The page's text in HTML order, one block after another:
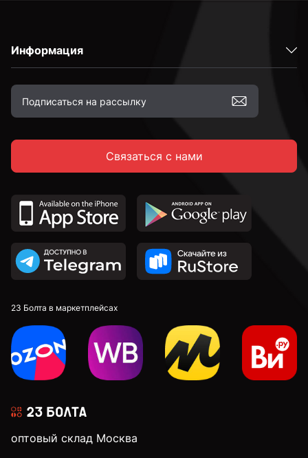
Информация
Связаться с нами
23 Болта в маркетплейсах
оптовый склад Москва